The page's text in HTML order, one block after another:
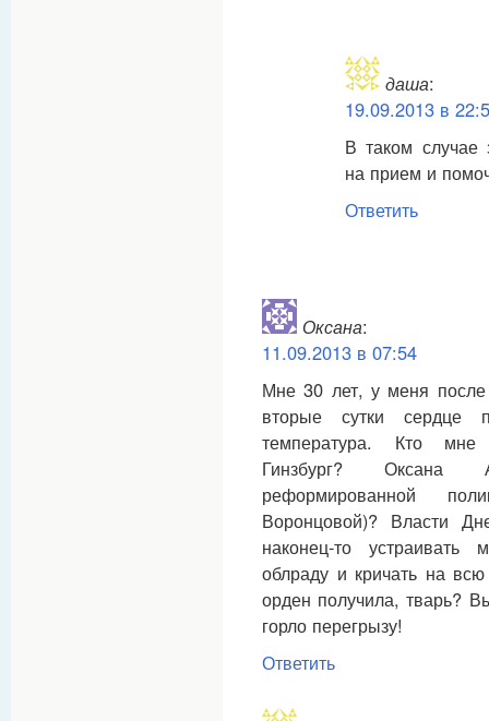
даша:
19.09.2013 в
В таком случае
на прием и
Ответить
Оксана:
11.09.2013 в 07:54
Мне 30 лет, у меня
вторые сутки сердце
температура. Кто мне
Гинзбург? Оксана
реформированной
Воронцовой)? Власти
наконец-то устраивать
облраду и кричать на
орден получила, тварь?
горло перегрызу!
Ответить